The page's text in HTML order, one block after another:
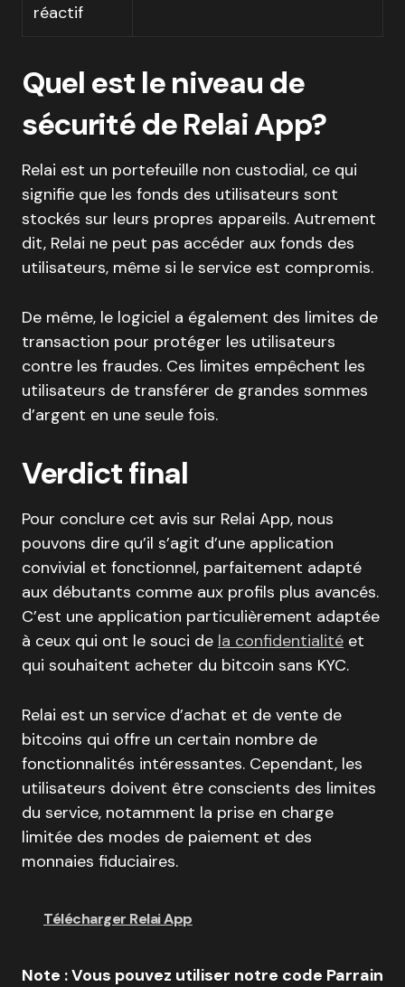
réactif
Quel est le niveau de
sécurité de Relai App?
Relai est un portefeuille non custodial, ce qui
signifie que les fonds des utilisateurs sont
stockés sur leurs propres appareils. Autrement
dit, Relai ne peut pas accéder aux fonds des
utilisateurs, même si le service est compromis.
De même, le logiciel a également des limites de
transaction pour protéger les utilisateurs
contre les fraudes. Ces limites empêchent les
utilisateurs de transférer de grandes sommes
d’argent en une seule fois.
Verdict final
Pour conclure cet avis sur Relai App, nous
pouvons dire qu’il s’agit d’une application
convivial et fonctionnel, parfaitement adapté
aux débutants comme aux profils plus avancés.
C’est une application particulièrement adaptée
à ceux qui ont le souci de la confidentialité et
qui souhaitent acheter du bitcoin sans KYC.
Relai est un service d’achat et de vente de
bitcoins qui offre un certain nombre de
fonctionnalités intéressantes. Cependant, les
utilisateurs doivent être conscients des limites
du service, notamment la prise en charge
limitée des modes de paiement et des
monnaies fiduciaires.
Télécharger Relai App
Note : Vous pouvez utiliser notre code Parrain